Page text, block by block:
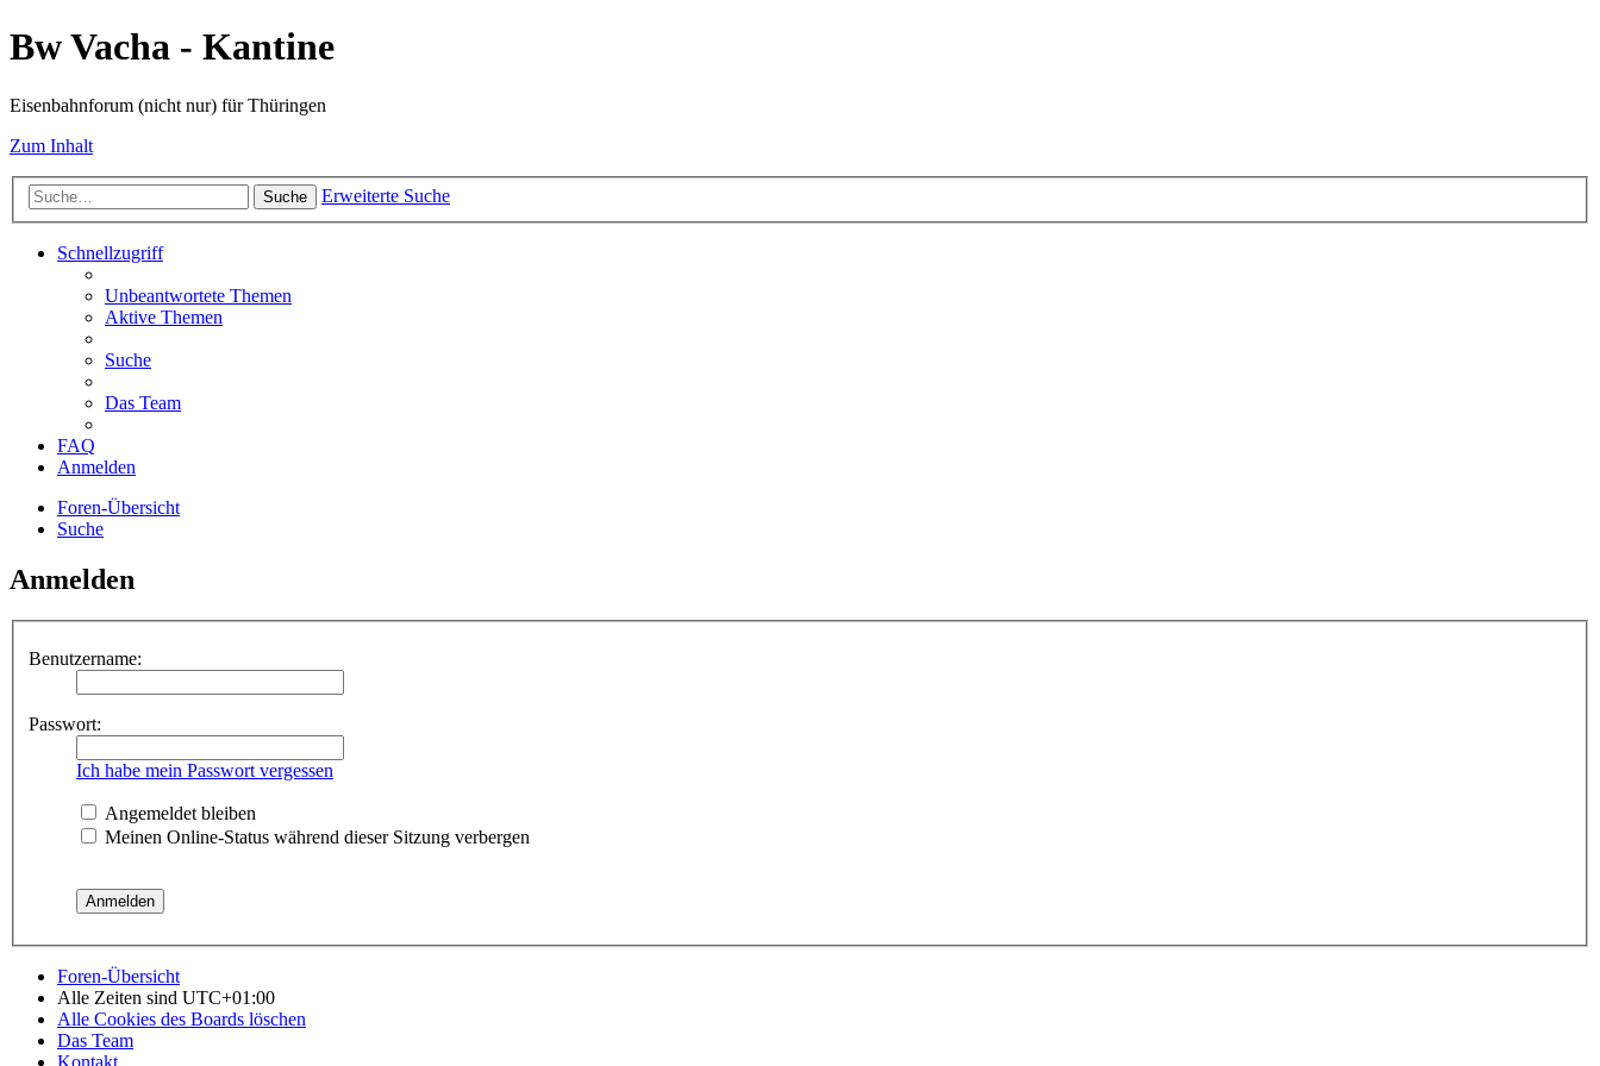
Bw Vacha - Kantine
Eisenbahnforum (nicht nur) für Thüringen
Zum Inhalt
Suche Erweiterte Suche
Schnellzugriff
Unbeantwortete Themen
Aktive Themen
Suche
Das Team
FAQ
Anmelden
Foren-Übersicht
Suche
Anmelden
Benutzername:
Passwort:
Ich habe mein Passwort vergessen
Angemeldet bleiben
Meinen Online-Status während dieser Sitzung verbergen
Foren-Übersicht
Alle Zeiten sind UTC+01:00
Alle Cookies des Boards löschen
Das Team
Kontakt